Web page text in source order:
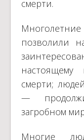
смерти.
позволили
настоящему
смерти;
—
загробном
Многие